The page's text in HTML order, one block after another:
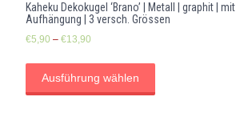
Kaheku Dekokugel ‘Brano’ | Metall | graphit | mit
Aufhängung | 3 versch. Grössen
€5,90 – €13,90
Ausführung wählen